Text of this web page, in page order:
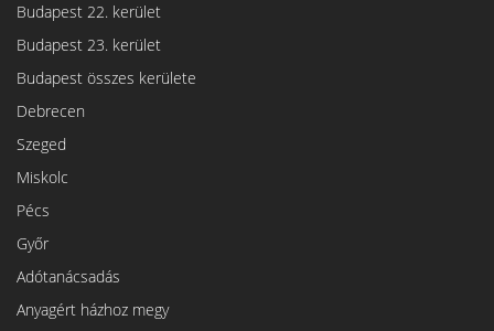
Budapest 22. kerület
Budapest 23. kerület
Budapest összes kerülete
Debrecen
Szeged
Miskolc
Pécs
Győr
Adótanácsadás
Anyagért házhoz megy